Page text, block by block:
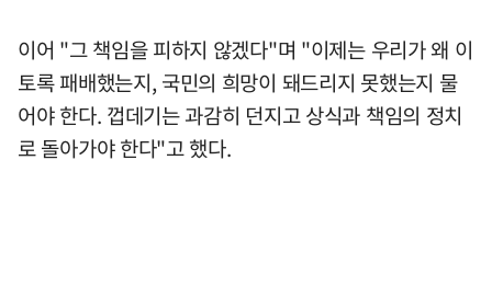
이어 "그 책임을 피하지 않겠다"며 "이제는 우리가 왜 이
토록 패배했는지, 국민의 희망이 돼드리지 못했는지 물
어야 한다. 껍데기는 과감히 던지고 상식과 책임의 정치
로 돌아가야 한다"고 했다.